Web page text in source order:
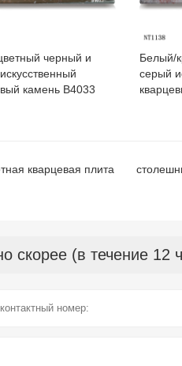
черный и
камень B4033
Белый/
серый
кварцевая плита
скорее (в течение 12